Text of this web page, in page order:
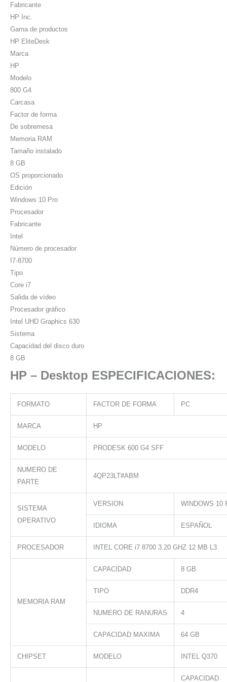
Fabricante
HP Inc.
Gama de productos
HP EliteDesk
Marca
HP
Modelo
800 G4
Carcasa
Factor de forma
De sobremesa
Memoria RAM
Tamaño instalado
8 GB
OS proporcionado
Edición
Windows 10 Pro
Procesador
Fabricante
Intel
Número de procesador
I7-8700
Tipo
Core i7
Salida de vídeo
Procesador gráfico
Intel UHD Graphics 630
Sistema
Capacidad del disco duro
8 GB
HP – Desktop ESPECIFICACIONES:
FORMATO FACTOR DE FORMA PC
MARCA HP
MODELO PRODESK 600 G4 SFF
NUMERO DE
PARTE
4QP23LT#ABM
SISTEMA
OPERATIVO
VERSION WINDOWS 10
IDIOMA ESPAÑOL
PROCESADOR INTEL CORE i7 8700 3.20 GHZ 12 MB L3
MEMORIA RAM
CAPACIDAD 8 GB
TIPO DDR4
NUMERO DE RANURAS 4
CAPACIDAD MAXIMA 64 GB
CHIPSET MODELO INTEL Q370
CAPACIDAD